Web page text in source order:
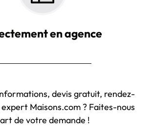
en agence
devis gratuit, rendez-
expert Maisons.com ? Faites-nous
de votre demande !